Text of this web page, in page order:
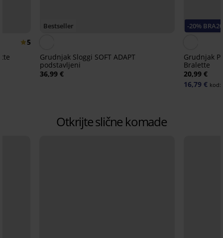
5
Bestseller
Grudnjak Sloggi SOFT ADAPT
podstavljeni
36,99 €
-20% BRA20
Grudnjak
Bralette
20,99 €
16,79 € kod:
Otkrijte slične komade